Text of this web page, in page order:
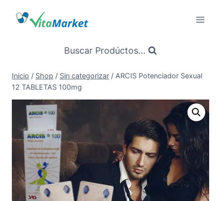
Buscar Prodúctos...
Inicio / Shop / Sin categorizar / ARCIS Potenciador Sexual
12 TABLETAS 100mg